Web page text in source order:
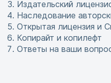
Издательский
Наследование
Открытая лицензия и
Копирайт и копилефт
Ответы на ваши